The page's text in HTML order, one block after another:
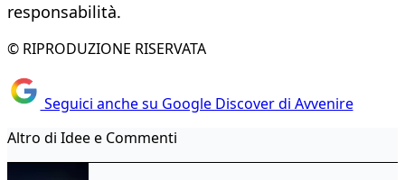
responsabilità.
© RIPRODUZIONE RISERVATA
Seguici anche su Google Discover di Avvenire
Altro di Idee e Commenti